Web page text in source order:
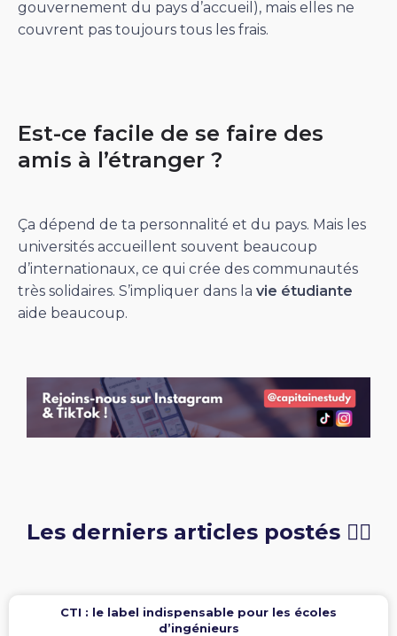
gouvernement du pays d’accueil), mais elles ne
couvrent pas toujours tous les frais.
Est-ce facile de se faire des
amis à l’étranger ?
Ça dépend de ta personnalité et du pays. Mais les
universités accueillent souvent beaucoup
d’internationaux, ce qui crée des communautés
très solidaires. S’impliquer dans la vie étudiante
aide beaucoup.
Les derniers articles postés 👇🏻
CTI : le label indispensable pour les écoles
d’ingénieurs